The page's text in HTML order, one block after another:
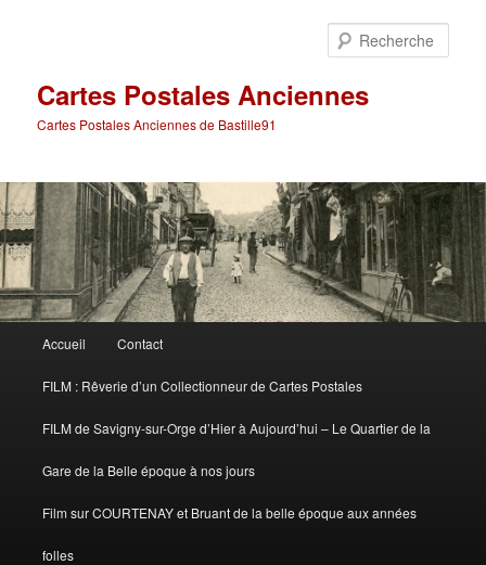
Cartes Postales Anciennes
Cartes Postales Anciennes de Bastille91
principal
Accueil Contact
FILM : Rêverie d’un Collectionneur de Cartes Postales
FILM de Savigny-sur-Orge d’Hier à Aujourd’hui – Le Quartier de la
Gare de la Belle époque à nos jours
Film sur COURTENAY et Bruant de la belle époque aux années
folles